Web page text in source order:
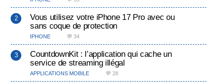
Vous utilisez votre iPhone 17 Pro avec ou
sans coque de protection
IPHONE 💬 34
CountdownKit : l’application qui cache un
service de streaming illégal
APPLICATIONS MOBILE 💬 28